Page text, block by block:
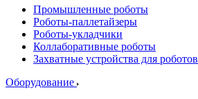
Промышленные роботы
Роботы-паллетайзеры
Роботы-укладчики
Коллаборативные роботы
Захватные устройства для роботов
Оборудование